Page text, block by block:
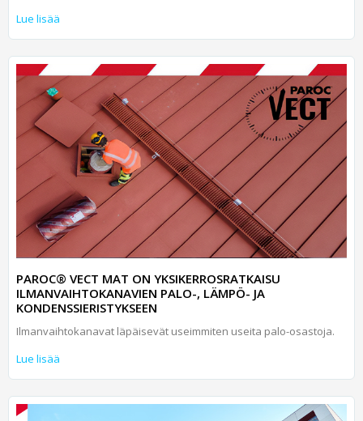
Lue lisää
PAROC® VECT MAT ON YKSIKERROSRATKAISU
ILMANVAIHTOKANAVIEN PALO-, LÄMPÖ- JA
KONDENSSIERISTYKSEEN
Ilmanvaihtokanavat läpäisevät useimmiten useita palo-osastoja.
Lue lisää